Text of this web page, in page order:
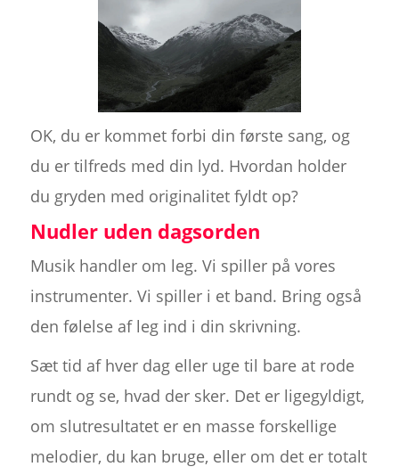
OK, du er kommet forbi din første sang, og
du er tilfreds med din lyd. Hvordan holder
du gryden med originalitet fyldt op?
Nudler uden dagsorden
Musik handler om leg. Vi spiller på vores
instrumenter. Vi spiller i et band. Bring også
den følelse af leg ind i din skrivning.
Sæt tid af hver dag eller uge til bare at rode
rundt og se, hvad der sker. Det er ligegyldigt,
om slutresultatet er en masse forskellige
melodier, du kan bruge, eller om det er totalt